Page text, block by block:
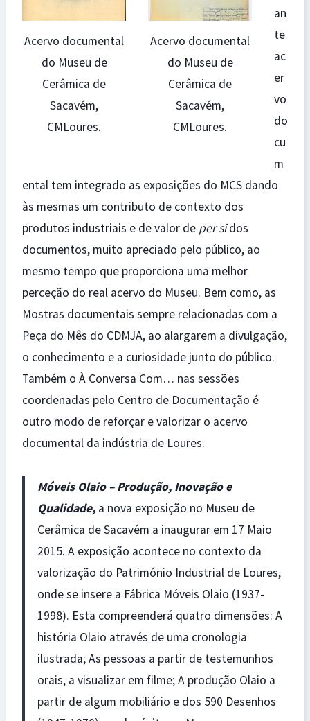
Acervo documental
do Museu de
Cerâmica de
Sacavém,
CMLoures.
Acervo documental
do Museu de
Cerâmica de
Sacavém,
CMLoures.
an
te
ac
er
vo
do
cu
m
ental tem integrado as exposições do MCS dando
às mesmas um contributo de contexto dos
produtos industriais e de valor de per sidos
documentos, muito apreciado pelo público, ao
mesmo tempo que proporciona uma melhor
perceção do real acervo do Museu. Bem como, as
Mostras documentais sempre relacionadas com a
Peça do Mês do CDMJA, ao alargarem a divulgação,
o conhecimento e a curiosidade junto do público.
Também o À Conversa Com… nas sessões
coordenadas pelo Centro de Documentação é
outro modo de reforçar e valorizar o acervo
documental da indústria de Loures.
Móveis Olaio – Produção, Inovação e
Qualidade,a nova exposição no Museu de
Cerâmica de Sacavém a inaugurar em 17 Maio
2015. A exposição acontece no contexto da
valorização do Património Industrial de Loures,
onde se insere a Fábrica Móveis Olaio (1937-
1998). Esta compreenderá quatro dimensões: A
história Olaio através de uma cronologia
ilustrada; As pessoas a partir de testemunhos
orais, a visualizar em filme; A produção Olaio a
partir de algum mobiliário e dos 590 Desenhos